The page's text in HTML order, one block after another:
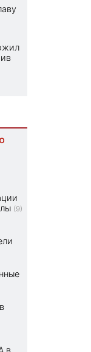
(9)